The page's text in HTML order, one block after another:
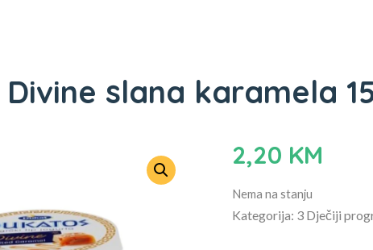
Divine slana karamela
2,20 KM
Nema na stanju
Kategorija: 3 Dječiji